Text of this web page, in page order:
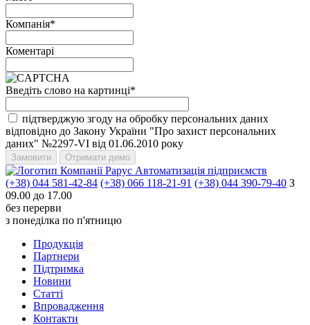
Компанія*
Коментарі
Введіть слово на картинці*
підтверджую згоду на обробку персональних даних
відповідно до Закону України "Про захист персональних
даних" №2297-VI від 01.06.2010 року
Автоматизація підприємств
(+38) 044 581-42-84 (+38) 066 118-21-91 (+38) 044 390-79-40 З
09.00 до 17.00
без перерви
з понеділка по п'ятницю
Продукцiя
Партнери
Пiдтримка
Новини
Статті
Впровадження
Контакти